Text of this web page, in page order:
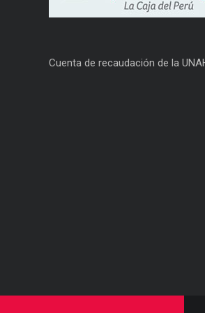
Cuenta de recaudación de la